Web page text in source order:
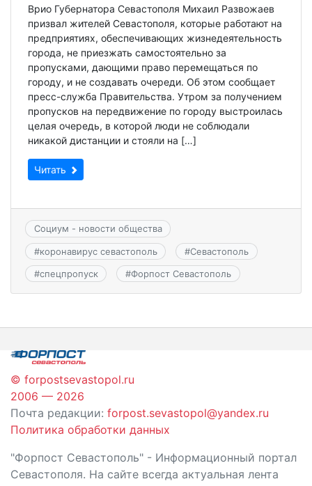
Врио Губернатора Севастополя Михаил Развожаев
призвал жителей Севастополя, которые работают на
предприятиях, обеспечивающих жизнедеятельность
города, не приезжать самостоятельно за
пропусками, дающими право перемещаться по
городу, и не создавать очереди. Об этом сообщает
пресс-служба Правительства. Утром за получением
пропусков на передвижение по городу выстроилась
целая очередь, в которой люди не соблюдали
никакой дистанции и стояли на […]
Читать
Социум - новости общества
#коронавирус севастополь #Севастополь
#спецпропуск #Форпост Севастополь
© forpostsevastopol.ru
2006 — 2026
Почта редакции: forpost.sevastopol@yandex.ru
Политика обработки данных
"Форпост Севастополь" - Информационный портал
Севастополя. На сайте всегда актуальная лента